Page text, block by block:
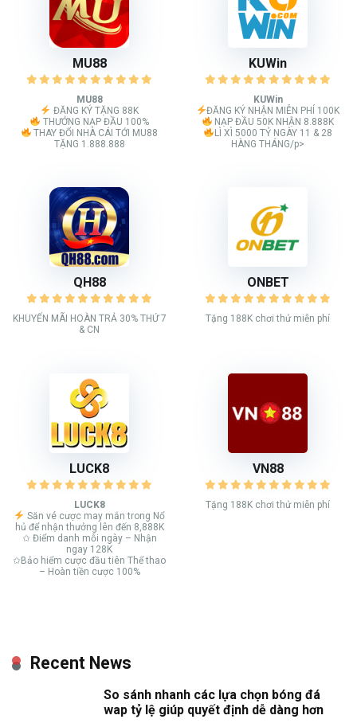
MU88
MU88
ĐĂNG KÝ TẶNG 88K
THƯỞNG NẠP ĐẦU 100%
THAY ĐỔI NHÀ CÁI TỚI MU88
TẶNG 1.888.888
KUWin
KUWin
ĐĂNG KÝ NHẬN MIỄN PHÍ 100K
NẠP ĐẦU 50K NHẬN 8.888K
LÌ XÌ 5000 TỶ NGÀY 11 & 28
HÀNG THÁNG/p>
QH88
KHUYẾN MÃI HOÀN TRẢ 30% THỨ 7
& CN
ONBET
Tặng 188K chơi thử miễn phí
LUCK8
LUCK8
Săn vé cược may mắn trong Nổ
hủ để nhận thưởng lên đến 8,888K
✩ Điểm danh mỗi ngày – Nhận
ngay 128K
✩Bảo hiểm cược đầu tiên Thể thao
– Hoàn tiền cược 100%
VN88
Tặng 188K chơi thử miễn phí
Recent News
So sánh nhanh các lựa chọn bóng đá
wap tỷ lệ giúp quyết định dễ dàng hơn